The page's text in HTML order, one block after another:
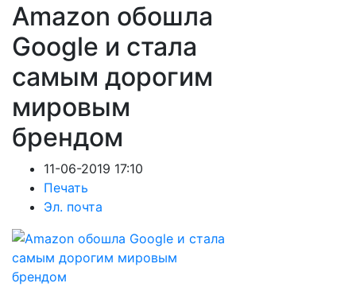
Amazon обошла
Google и стала
самым дорогим
мировым
брендом
11-06-2019 17:10
Печать
Эл. почта